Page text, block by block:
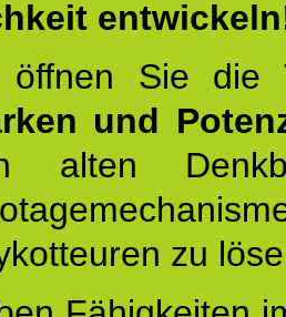
öffnen Sie
und
alten
zu